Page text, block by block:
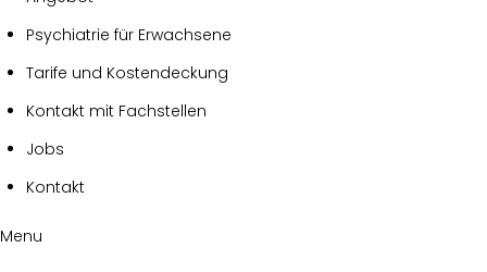
Psychiatrie für Erwachsene
Tarife und Kostendeckung
Kontakt mit Fachstellen
Jobs
Kontakt
Menu